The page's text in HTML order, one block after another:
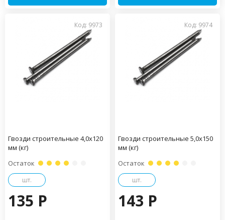
Код: 9973
Гвозди строительные 4,0х120
мм (кг)
Остаток
шт.
135 P
Код: 9974
Гвозди строительные 5,0х150
мм (кг)
Остаток
шт.
143 P